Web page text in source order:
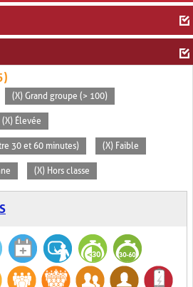
(X) Grand groupe (> 100)
(X) Élevée
30 et 60 minutes) (X) Faible
(X) Hors classe